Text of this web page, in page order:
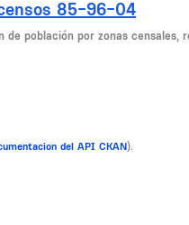
85-96-04
población por zonas censales,
del API CKAN).